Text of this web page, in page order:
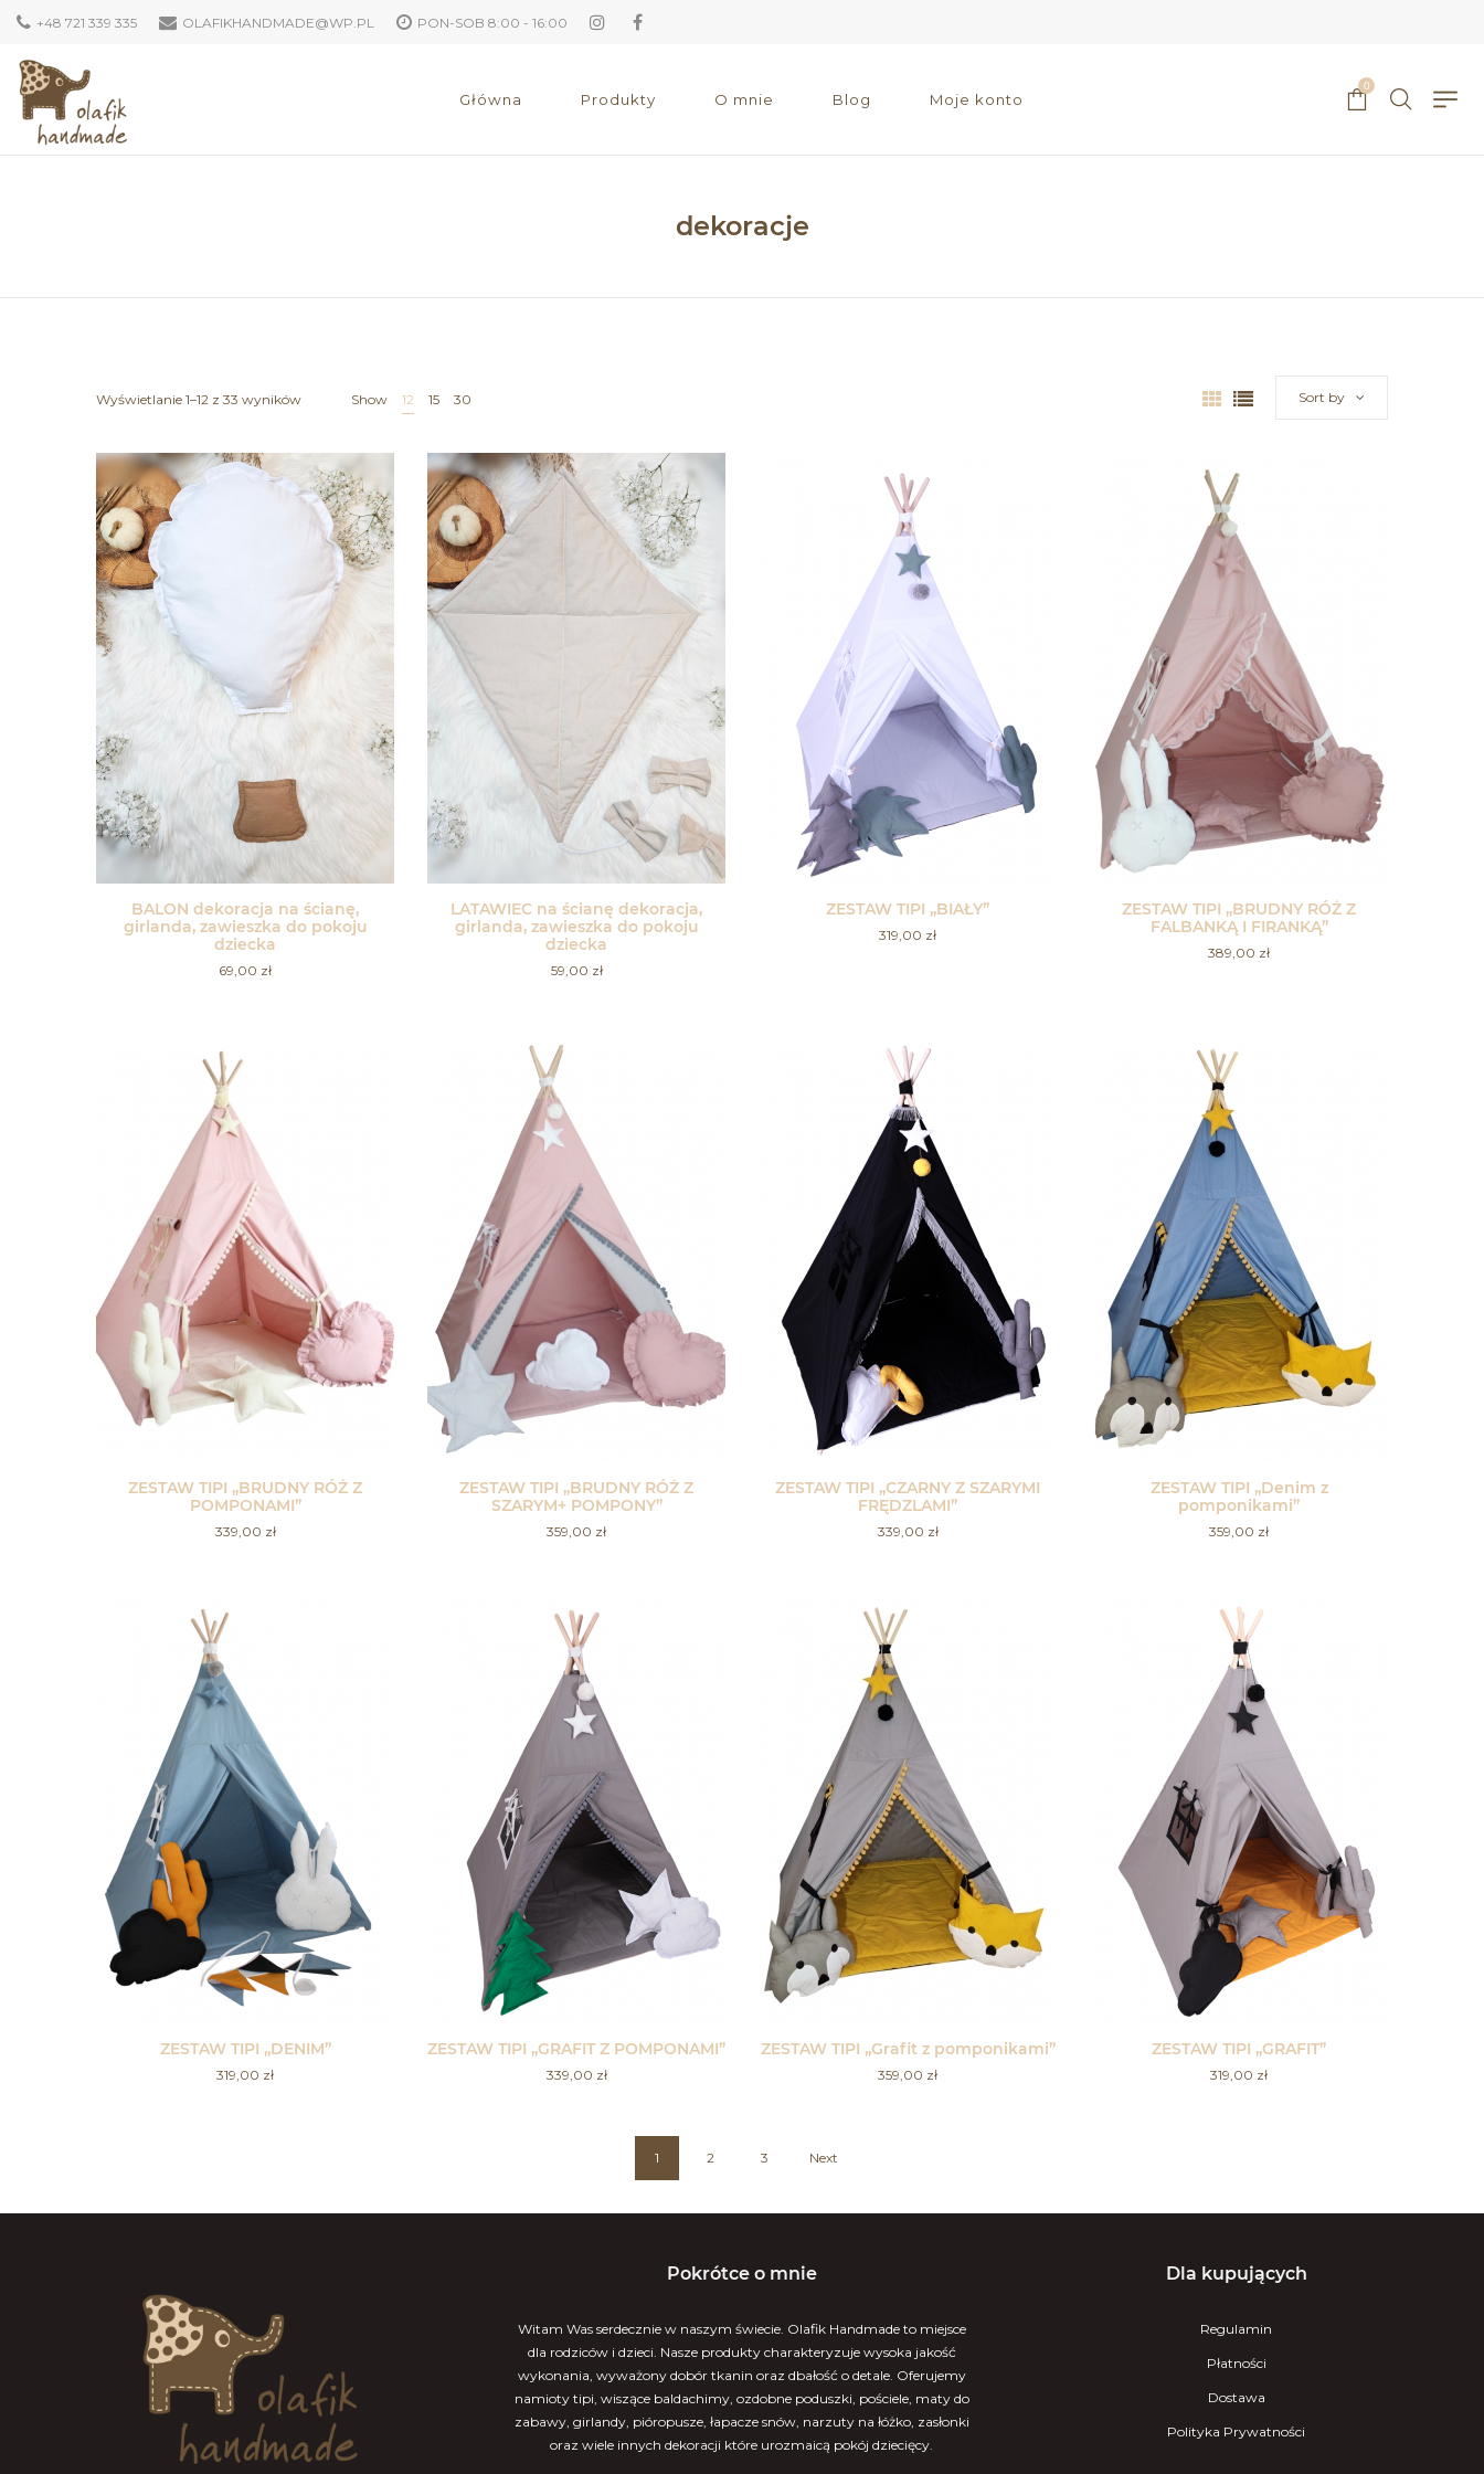
+48 721 339 335 OLAFIKHANDMADE@WP.PL PON-SOB 8:00 - 16:00
Główna Produkty O mnie Blog Moje konto
0
dekoracje
Wyświetlanie 1–12 z 33 wyników Show 12 15 30 Sort by
BALON dekoracja na ścianę,
girlanda, zawieszka do pokoju
dziecka
69,00 zł
LATAWIEC na ścianę dekoracja,
girlanda, zawieszka do pokoju
dziecka
59,00 zł
ZESTAW TIPI „BIAŁY”
319,00 zł
ZESTAW TIPI „BRUDNY RÓŻ Z
FALBANKĄ I FIRANKĄ”
389,00 zł
ZESTAW TIPI „BRUDNY RÓŻ Z
POMPONAMI”
339,00 zł
ZESTAW TIPI „BRUDNY RÓŻ Z
SZARYM+ POMPONY”
359,00 zł
ZESTAW TIPI „CZARNY Z SZARYMI
FRĘDZLAMI”
339,00 zł
ZESTAW TIPI „Denim z
pomponikami”
359,00 zł
ZESTAW TIPI „DENIM”
319,00 zł
ZESTAW TIPI „GRAFIT Z POMPONAMI”
339,00 zł
ZESTAW TIPI „Grafit z pomponikami”
359,00 zł
ZESTAW TIPI „GRAFIT”
319,00 zł
1 2 3 Next
Pokrótce o mnie
Witam Was serdecznie w naszym świecie. Olafik Handmade to miejsce
dla rodziców i dzieci. Nasze produkty charakteryzuje wysoka jakość
wykonania, wyważony dobór tkanin oraz dbałość o detale. Oferujemy
namioty tipi, wiszące baldachimy, ozdobne poduszki, pościele, maty do
zabawy, girlandy, pióropusze, łapacze snów, narzuty na łóżko, zasłonki
oraz wiele innych dekoracji które urozmaicą pokój dziecięcy.
Dla kupujących
Regulamin
Płatności
Dostawa
Polityka Prywatności